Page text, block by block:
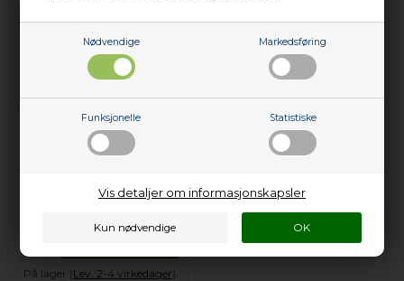
Nødvendige Markedsføring
Funksjonelle Statistiske
Vis detaljer om informasjonskapsler
Profesjonell
universalavkalkning
På lager (Lev. 2-4 virkedager).